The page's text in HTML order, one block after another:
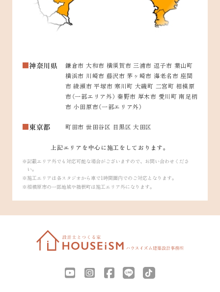
神奈川県
鎌倉市 大和市 横須賀市 三浦市 逗子市 葉山町
横浜市 川崎市 藤沢市 茅ヶ崎市 海老名市 座間
市 綾瀬市 平塚市 寒川町 大磯町 二宮町 相模原
市（一部エリア外） 秦野市 厚木市 愛川町 南足柄
市 小田原市（一部エリア外）
東京都 町田市 世田谷区 目黒区 大田区
上記エリアを中心に施工をしております。
記載エリア外でも対応可能な場合がございますので、お問い合わせくださ
い。
施工エリアは各スタジオから車で1時間圏内でのご対応となります。
相模原市の一部地域や箱根町は施工エリア外になります。